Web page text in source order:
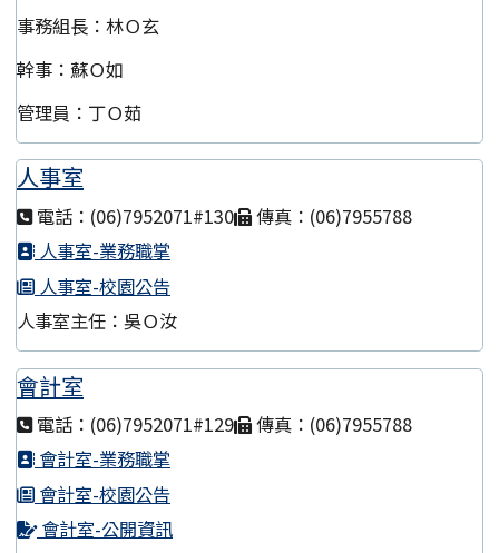
事務組長：林Ｏ玄
幹事：蘇Ｏ如
管理員：丁Ｏ茹
人事室
電話：(06)7952071#130
傳真：(06)7955788
人事室-業務職掌
人事室-校園公告
人事室主任：吳Ｏ汝
會計室
電話：(06)7952071#129
傳真：(06)7955788
會計室-業務職掌
會計室-校園公告
會計室-公開資訊